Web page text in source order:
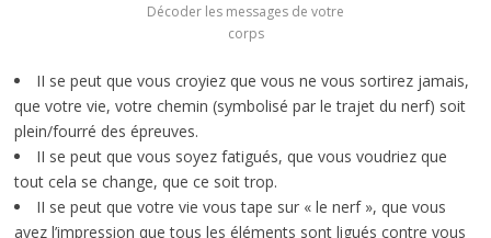
Décoder les messages de votre
corps
II se peut que vous croyiez que vous ne vous sortirez jamais,
que votre vie, votre chemin (symbolisé par le trajet du nerf) soit
plein/fourré des épreuves.
II se peut que vous soyez fatigués, que vous voudriez que
tout cela se change, que ce soit trop.
II se peut que votre vie vous tape sur « le nerf », que vous
ayez l’impression que tous les éléments sont ligués contre vous